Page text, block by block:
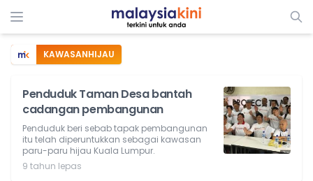
KAWASANHIJAU
Penduduk Taman Desa bantah
cadangan pembangunan
Penduduk beri sebab tapak pembangunan
itu telah diperuntukkan sebagai kawasan
paru-paru hijau Kuala Lumpur.
9 tahun lepas